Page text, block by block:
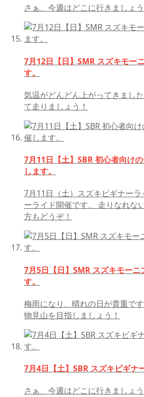
さぁ、今週はどこに行きましょ
7月12日【日】SMR スズキモー
す。
気温がどんどん上がってきまし
て走りましょう！
7月11日【土】SBR 初心者向け
します。
7月11日（土）スズキビギナー
ーライド開催です。 走りなれな
方もどうぞ！
7月5日【日】SMR スズキモーニ
す。
梅雨になり、晴れの日が貴重で
物見山を目指しましょう！
7月4日【土】SBR スズキビギナ
さぁ、今週はどこに行きましょ